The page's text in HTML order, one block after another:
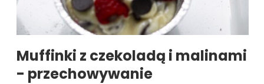
Muffinki z czekoladą i malinami
- przechowywanie